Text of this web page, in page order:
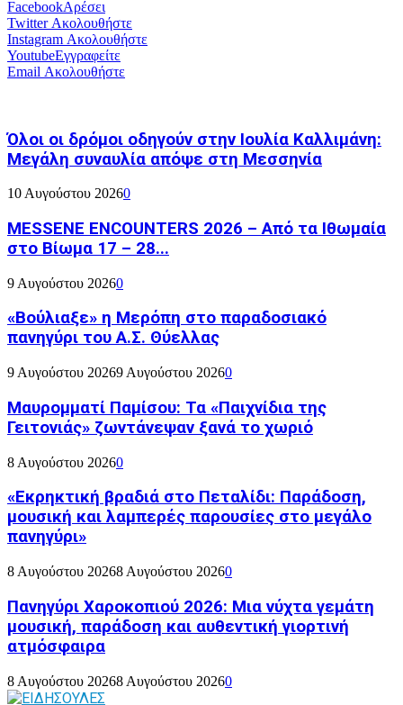
FacebookΑρέσει
TwitterΑκολουθήστε
Instagram Ακολουθήστε
YoutubeΕγγραφείτε
Email Ακολουθήστε
Όλοι οι δρόμοι οδηγούν στην Ιουλία Καλλιμάνη:
Μεγάλη συναυλία απόψε στη Μεσσηνία
10 Αυγούστου 20260
MESSENE ENCOUNTERS 2026 – Από τα Ιθωμαία
στο Βίωμα 17 – 28...
9 Αυγούστου 20260
«Βούλιαξε» η Μερόπη στο παραδοσιακό
πανηγύρι του Α.Σ. Θύελλας
9 Αυγούστου 20269 Αυγούστου 20260
Μαυρομματί Παμίσου: Τα «Παιχνίδια της
Γειτονιάς» ζωντάνεψαν ξανά το χωριό
8 Αυγούστου 20260
«Εκρηκτική βραδιά στο Πεταλίδι: Παράδοση,
μουσική και λαμπερές παρουσίες στο μεγάλο
πανηγύρι»
8 Αυγούστου 20268 Αυγούστου 20260
Πανηγύρι Χαροκοπιού 2026: Μια νύχτα γεμάτη
μουσική, παράδοση και αυθεντική γιορτινή
ατμόσφαιρα
8 Αυγούστου 20268 Αυγούστου 20260